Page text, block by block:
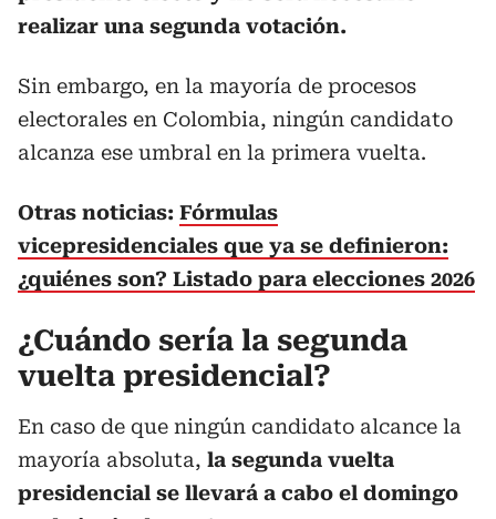
realizar una segunda votación.
Sin embargo, en la mayoría de procesos
electorales en Colombia, ningún candidato
alcanza ese umbral en la primera vuelta.
Otras noticias: Fórmulas
vicepresidenciales que ya se definieron:
¿quiénes son? Listado para elecciones 2026
¿Cuándo sería la segunda
vuelta presidencial?
En caso de que ningún candidato alcance la
mayoría absoluta, la segunda vuelta
presidencial se llevará a cabo el domingo